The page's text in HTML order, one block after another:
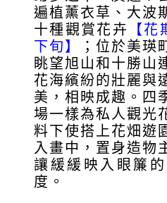
遍植薰衣草、大波
十種觀賞花卉
【
下旬】
；位於美瑛
眺望旭山和十勝山
花海繽紛的壯麗與
美，相映成趣。四
場一樣為私人觀光
料下使搭上花畑遊
入畫中，置身造物
讓緩緩映入眼簾
度。